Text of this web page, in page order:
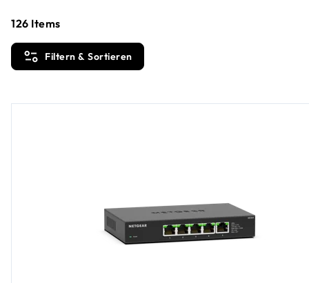
Filtern & Sortieren
126 Items